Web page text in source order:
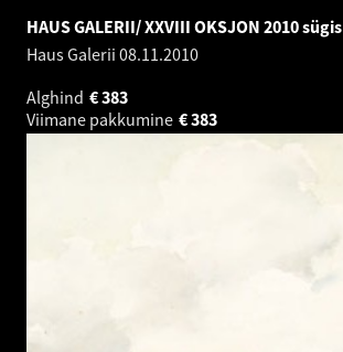
HAUS GALERII/ XXVIII OKSJON 2010 sügis
Haus Galerii 08.11.2010
Alghind
383
€
Viimane pakkumine
383
€